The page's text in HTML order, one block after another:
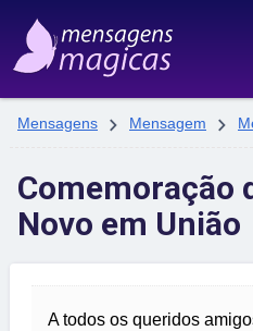
Mensagens  Mensagem 
Comemoração
Novo em União
A todos os queridos